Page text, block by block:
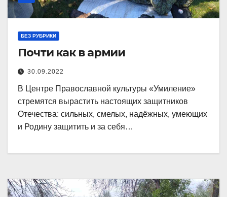
БЕЗ РУБРИКИ
Почти как в армии
30.09.2022
В Центре Православной культуры «Умиление»
стремятся вырастить настоящих защитников
Отечества: сильных, смелых, надёжных, умеющих
и Родину защитить и за себя…